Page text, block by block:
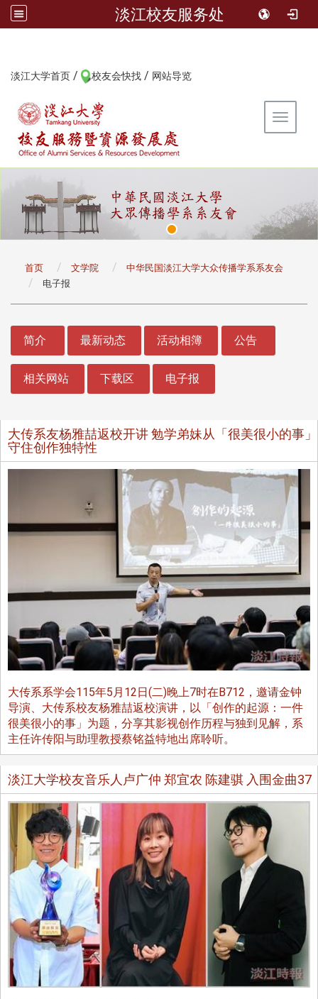
淡江校友服务处
淡江大学首页 / 校友会快找 / 网站导览
Toggle
首页 文学院
中华民国淡江大学大众传播学系系友会
电子报
简介 最新动态 活动相簿 公告
相关网站 下载区 电子报
大传系友杨雅喆返校开讲 勉学弟妹从「很美很小的事」
守住创作独特性
大传系系学会115年5月12日(二)晚上7时在B712，邀请金钟
导演、大传系校友杨雅喆返校演讲，以「创作的起源：一件
很美很小的事」为题，分享其影视创作历程与独到见解，系
主任许传阳与助理教授蔡铭益特地出席聆听。
淡江大学校友音乐人卢广仲 郑宜农 陈建骐 入围金曲37